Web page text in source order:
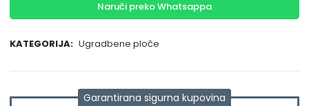
Naruči preko Whatsappa
KATEGORIJA: Ugradbene ploče
Garantirana sigurna kupovina